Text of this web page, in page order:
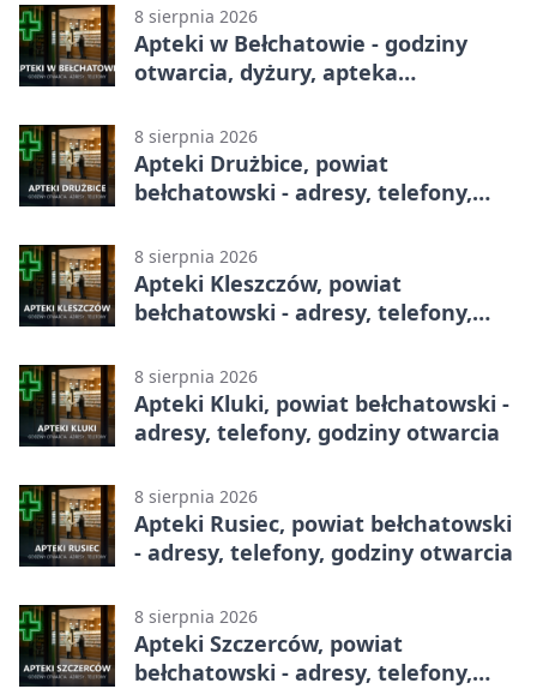
8 sierpnia 2026
Apteki w Bełchatowie - godziny
otwarcia, dyżury, apteka
8 sierpnia 2026
Apteki Drużbice, powiat
bełchatowski - adresy, telefony,
8 sierpnia 2026
Apteki Kleszczów, powiat
bełchatowski - adresy, telefony,
8 sierpnia 2026
Apteki Kluki, powiat bełchatowski -
adresy, telefony, godziny otwarcia
8 sierpnia 2026
Apteki Rusiec, powiat bełchatowski
- adresy, telefony, godziny otwarcia
8 sierpnia 2026
Apteki Szczerców, powiat
bełchatowski - adresy, telefony,